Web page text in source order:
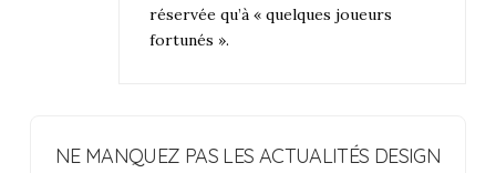
réservée qu’à « quelques joueurs
fortunés ».
NE MANQUEZ PAS LES ACTUALITÉS DESIGN